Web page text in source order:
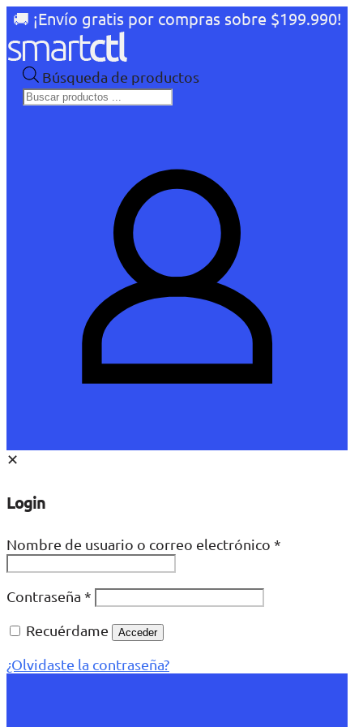
🚚 ¡Envío gratis por compras sobre $199.990!
Búsqueda de productos
✕
Login
Nombre de usuario o correo electrónico *
Contraseña *
Recuérdame
Acceder
¿Olvidaste la contraseña?